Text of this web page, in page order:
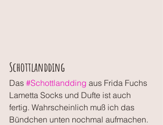
Schottlandding
Das #Schottlandding aus Frida Fuchs
Lametta Socks und Dufte ist auch
fertig. Wahrscheinlich muß ich das
Bündchen unten nochmal aufmachen.